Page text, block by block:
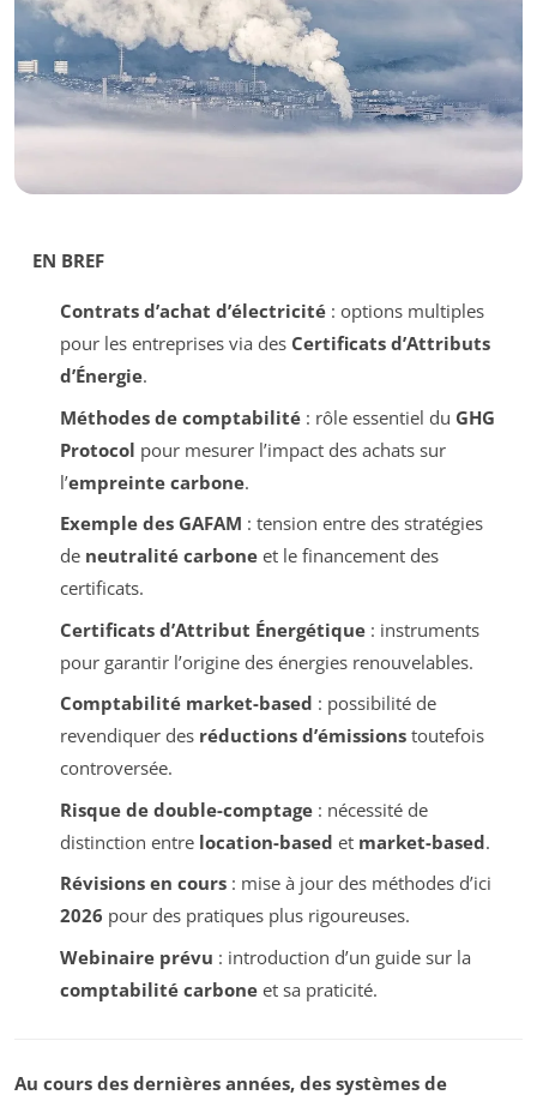
EN BREF
Contrats d’achat d’électricité: options multiples
pour les entreprises via des Certificats d’Attributs
d’Énergie.
Méthodes de comptabilité: rôle essentiel du GHG
Protocol pour mesurer l’impact des achats sur
l’empreinte carbone.
Exemple des GAFAM : tension entre des stratégies
de neutralité carboneet le financement des
certificats.
Certificats d’Attribut Énergétique: instruments
pour garantir l’origine des énergies renouvelables.
Comptabilité market-based : possibilité de
revendiquer des réductions d’émissionstoutefois
controversée.
Risque de double-comptage: nécessité de
distinction entre location-based et market-based.
Révisions en cours: mise à jour des méthodes d’ici
2026 pour des pratiques plus rigoureuses.
Webinaire prévu : introduction d’un guide sur la
comptabilité carboneet sa praticité.
Au cours des dernières années, des systèmes de